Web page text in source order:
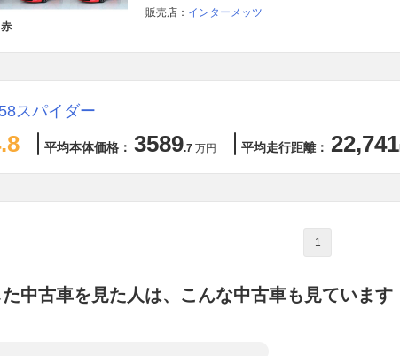
赤
販売店： インターメッツ
スパイダー
平均本体価格： 3589.7 万円 平均走行距離： 22,741
1
中古車を見た人は、こんな中古車も見ています